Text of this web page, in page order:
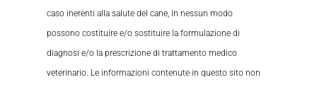
caso inerenti alla salute del cane, in nessun modo
possono costituire e/o sostituire la formulazione di
diagnosi e/o la prescrizione di trattamento medico
veterinario. Le informazioni contenute in questo sito non